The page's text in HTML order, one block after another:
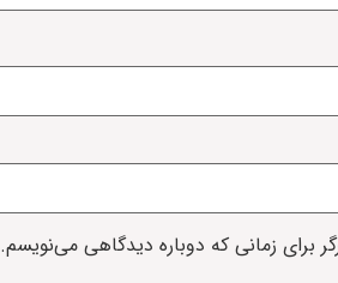
برای زمانی که دوباره دیدگاهی می‌نویسم.